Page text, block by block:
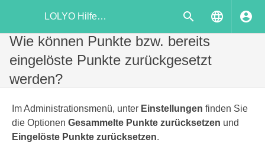
LOLYO Hilfecenter
Wie können Punkte bzw. bereits
eingelöste Punkte zurückgesetzt
werden?
Im Administrationsmenü, unter Einstellungen finden Sie
die Optionen Gesammelte Punkte zurücksetzen und
Eingelöste Punkte zurücksetzen.